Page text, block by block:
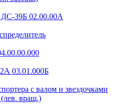
ДС-39Б 02.00.00А
03.01.000Б
с валом и звездочками
вращ.)